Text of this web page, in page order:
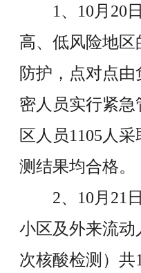
1、10月20
高、低风险地区
防护，点对点
密人员实行紧
区人员1105人
测结果均合格。
2、10月21
小区及外来流动
次核酸检测）共